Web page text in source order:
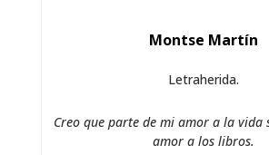
Montse Martín
Letraherida.
Creo que parte de mi amor a la vida
amor a los libros.